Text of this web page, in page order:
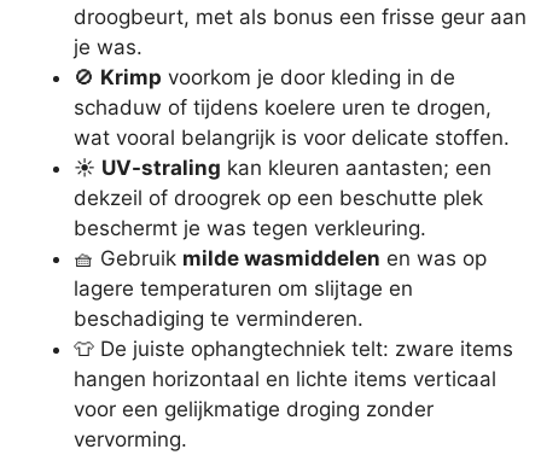
droogbeurt, met als bonus een frisse geur aan
je was.
🚫 Krimp voorkom je door kleding in de
schaduw of tijdens koelere uren te drogen,
wat vooral belangrijk is voor delicate stoffen.
☀️ UV-straling kan kleuren aantasten; een
dekzeil of droogrek op een beschutte plek
beschermt je was tegen verkleuring.
🧺 Gebruik milde wasmiddelen en was op
lagere temperaturen om slijtage en
beschadiging te verminderen.
👕 De juiste ophangtechniek telt: zware items
hangen horizontaal en lichte items verticaal
voor een gelijkmatige droging zonder
vervorming.